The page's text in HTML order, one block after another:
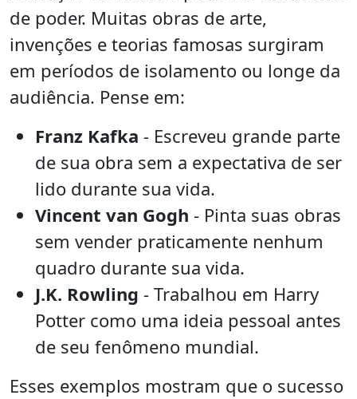
de poder. Muitas obras de arte,
invenções e teorias famosas surgiram
em períodos de isolamento ou longe da
audiência. Pense em:
Franz Kafka - Escreveu grande parte
de sua obra sem a expectativa de ser
lido durante sua vida.
Vincent van Gogh - Pinta suas obras
sem vender praticamente nenhum
quadro durante sua vida.
J.K. Rowling - Trabalhou em Harry
Potter como uma ideia pessoal antes
de seu fenômeno mundial.
Esses exemplos mostram que o sucesso